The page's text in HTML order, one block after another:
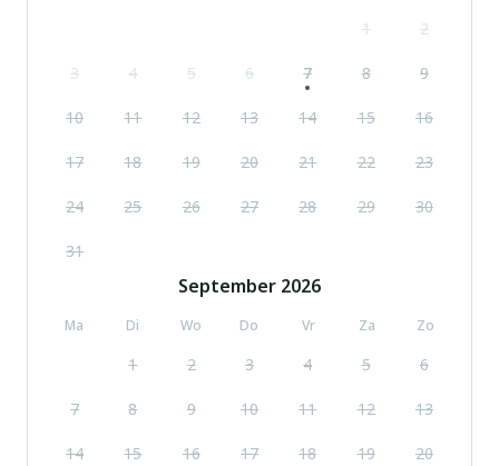
1 2
3 4 5 6 7 8 9
10 11 12 13 14 15 16
17 18 19 20 21 22 23
24 25 26 27 28 29 30
31
September 2026
Ma Di Wo Do Vr Za Zo
1 2 3 4 5 6
7 8 9 10 11 12 13
14 15 16 17 18 19 20